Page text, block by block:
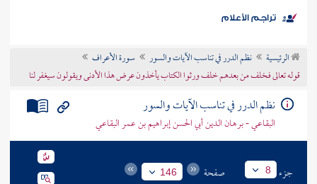
موضوعي
تراجم الأعلام
الرئيسية نظم الدرر في تناسب الآيات والسور
سورة الأعراف
قوله تعالى فخلف من بعدهم خلف ورثوا الكتاب يأخذون عرض هذا الأدنى ويقولون سيغفر لنا
نظم الدرر في تناسب الآيات والسور
البقاعي - برهان الدين أبي الحسن إبراهيم بن عمر البقاعي
جزء 8 صفحة 146